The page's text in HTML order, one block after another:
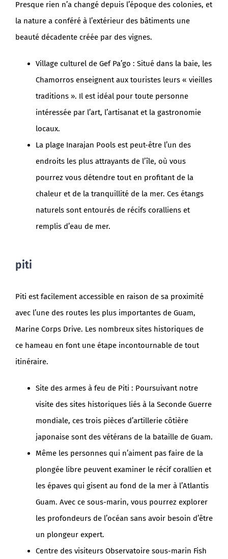
Presque rien n’a changé depuis l’époque des colonies, et
la nature a conféré à l’extérieur des bâtiments une
beauté décadente créée par des vignes.
Village culturel de Gef Pa’go : Situé dans la baie, les
Chamorros enseignent aux touristes leurs « vieilles
traditions ». Il est idéal pour toute personne
intéressée par l’art, l’artisanat et la gastronomie
locaux.
La plage Inarajan Pools est peut-être l’un des
endroits les plus attrayants de l’île, où vous
pourrez vous détendre tout en profitant de la
chaleur et de la tranquillité de la mer. Ces étangs
naturels sont entourés de récifs coralliens et
remplis d’eau de mer.
piti
Piti est facilement accessible en raison de sa proximité
avec l’une des routes les plus importantes de Guam,
Marine Corps Drive. Les nombreux sites historiques de
ce hameau en font une étape incontournable de tout
itinéraire.
Site des armes à feu de Piti : Poursuivant notre
visite des sites historiques liés à la Seconde Guerre
mondiale, ces trois pièces d’artillerie côtière
japonaise sont des vétérans de la bataille de Guam.
Même les personnes qui n’aiment pas faire de la
plongée libre peuvent examiner le récif corallien et
les épaves qui gisent au fond de la mer à l’Atlantis
Guam. Avec ce sous-marin, vous pourrez explorer
les profondeurs de l’océan sans avoir besoin d’être
un plongeur expert.
Centre des visiteurs Observatoire sous-marin Fish